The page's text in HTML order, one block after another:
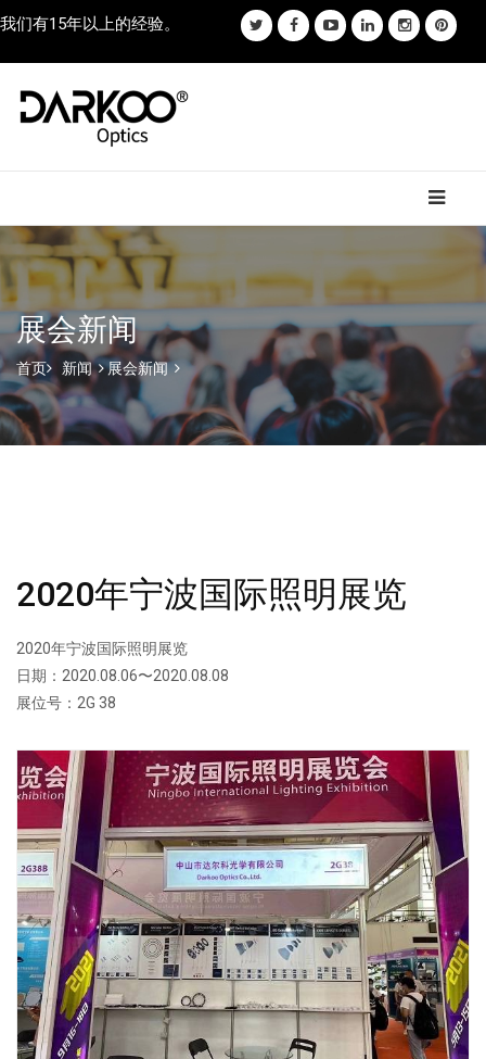
我们有15年以上的经验。
展会新闻
首页 新闻 展会新闻
2020年宁波国际照明展览
2020年宁波国际照明展览
日期：2020.08.06〜2020.08.08
展位号：2G 38